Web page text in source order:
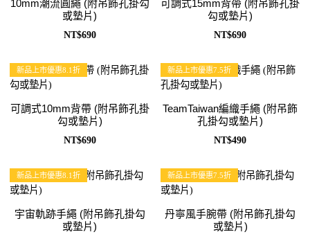
10mm潮流圓繩 (附吊飾孔掛勾
或墊片)
NT$690
可調式15mm背帶 (附吊飾孔掛
勾或墊片)
NT$690
新品上市優惠8.1折
可調式10mm背帶 (附吊飾孔掛
勾或墊片)
NT$690
新品上市優惠7.5折
TeamTaiwan編織手繩 (附吊飾
孔掛勾或墊片)
NT$490
新品上市優惠8.1折
宇宙軌跡手繩 (附吊飾孔掛勾
或墊片)
新品上市優惠7.5折
丹寧風手腕帶 (附吊飾孔掛勾
或墊片)